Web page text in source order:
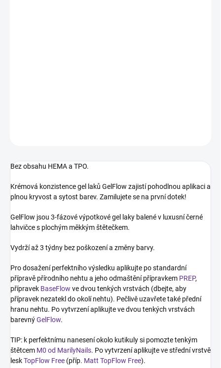
Bez obsahu HEMA a TPO.
Krémová konzistence gel laků GelFlow zajistí pohodlnou aplikaci a
plnou kryvost a sytost barev. Zamilujete se na první dotek!
GelFlow jsou 3-fázové výpotkové gel laky balené v luxusní černé
lahvičce s plochým měkkým štětečkem.
Vydrží až 3 týdny bez poškození a změny barvy.
Pro dosažení perfektního výsledku aplikujte po standardní
přípravě přírodního nehtu a jeho odmaštění přípravkem PREP,
přípravek BaseFlow ve dvou tenkých vrstvách (dbejte, aby
přípravek nezatekl do okolí nehtu). Pečlivě uzavřete také přední
hranu nehtu. Po vytvrzení aplikujte ve dvou tenkých vrstvách
barevnýGelFlow.
TIP: k perfektnímu nanesení okolo kutikuly si pomozte tenkým
štětcem M0 od MarilyNails. Po vytvrzení aplikujte ve střední vrstvě
leskTopFlow Free (příp. Matt TopFlow Free).